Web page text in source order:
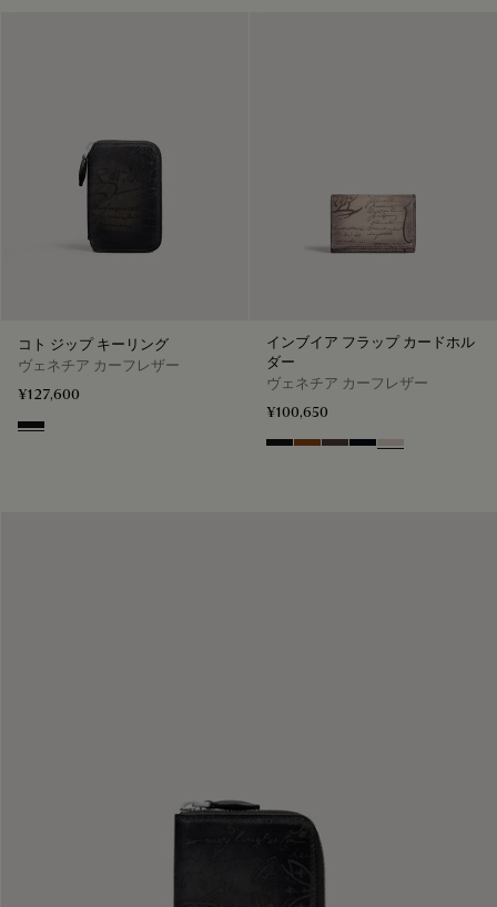
コト ジップ キーリング
ヴェネチア カーフレザー
¥127,600
Nero Grigio
インブイア フラップ カードホル
ダー
ヴェネチア カーフレザー
¥100,650
Nero Grigio
Cacao Intenso
AuroraAtlantide
Gris